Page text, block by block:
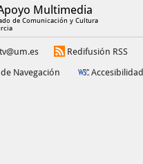
Multimedia
de Comunicación y Cultura
tv@um.es
Redifusión RSS
Navegación
Accesibilidad